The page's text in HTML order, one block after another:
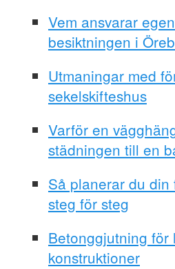
Vem ansvarar
besiktningen i
Utmaningar med
sekelskifteshus
Varför en
städningen till en
Så planerar du
steg för steg
Betonggjutning för
konstruktioner